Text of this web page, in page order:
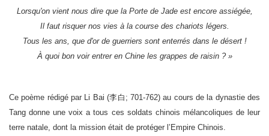
Lorsqu'on vient nous dire que la Porte de Jade est encore assiégée,
Il faut risquer nos vies à la course des chariots légers.
Tous les ans, que d'or de guerriers sont enterrés dans le désert !
À quoi bon voir entrer en Chine les grappes de raisin ? »
Ce poème rédigé par Li Bai (李白; 701-762) au cours de la dynastie des
Tang donne une voix a tous ces soldats chinois mélancoliques de leur
terre natale, dont la mission était de protéger l’Empire Chinois.